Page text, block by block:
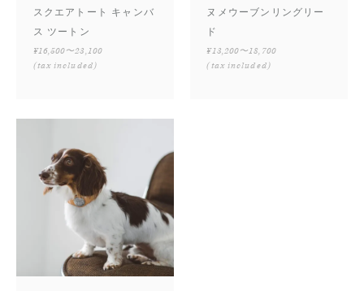
スクエアトート キャンバ
ス ツートン
¥16,500〜23,100
(tax included)
ヌメウーブンリングリー
ド
¥13,200〜18,700
(tax included)